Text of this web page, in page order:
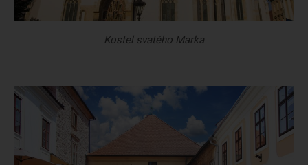
Kostel svatého Marka